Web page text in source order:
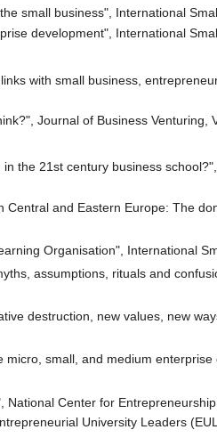
small business", International
development", International
with small business,
Journal of Business Venturing,
the 21st century business
and Eastern Europe: The
Organisation", International
assumptions, rituals and
destruction, new values, new
small, and medium
Center for
University Leaders